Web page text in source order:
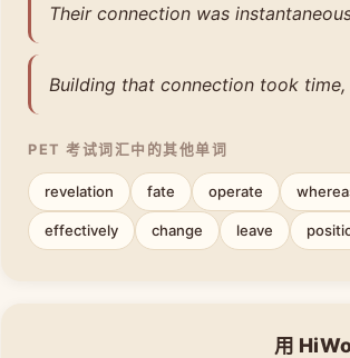
Their connection was
Building that connection took
PET 考试词汇中的其他单词
revelation fate operate
effectively change leave
用